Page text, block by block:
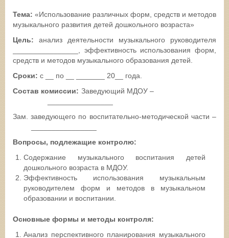
Тема: «Использование различных форм, средств и методов
музыкального развития детей дошкольного возраста»
Цель: анализ деятельности музыкального руководителя
________________, эффективность использования форм,
средств и методов музыкального образования детей.
Сроки: с __ по __ _______ 20__ года.
Состав комиссии: Заведующий МДОУ –
Зам. заведующего по воспитательно-методической части –
Вопросы, подлежащие контролю:
Содержание музыкального воспитания детей
дошкольного возраста в МДОУ.
Эффективность использования музыкальным
руководителем форм и методов в музыкальном
образовании и воспитании.
Основные формы и методы контроля:
Анализ перспективного планирования музыкального